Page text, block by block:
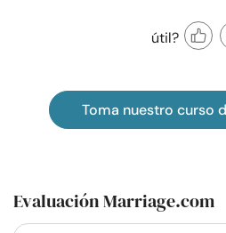
útil?
Toma nuestro curso
Evaluación Marriage.com